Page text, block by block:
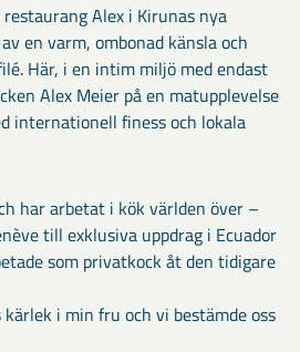
Alex i Kirunas nya
en varm, ombonad känsla och
Här, i en intim miljö med endast
Alex Meier på en matupplevelse
internationell finess och lokala
har arbetat i kök världen över –
till exklusiva uppdrag i Ecuador
som privatkock åt den tidigare
i min fru och vi bestämde oss